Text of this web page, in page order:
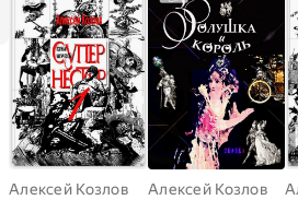
Алексей Козлов
Алексей Козлов